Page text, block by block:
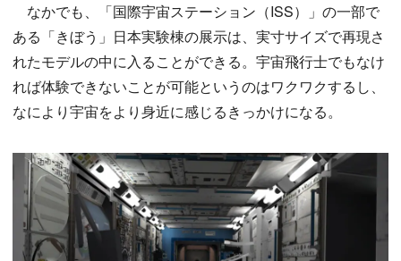
なかでも、「国際宇宙ステーション（ISS）」の一部で
ある「きぼう」日本実験棟の展示は、実寸サイズで再現さ
れたモデルの中に入ることができる。宇宙飛行士でもなけ
れば体験できないことが可能というのはワクワクするし、
なにより宇宙をより身近に感じるきっかけになる。